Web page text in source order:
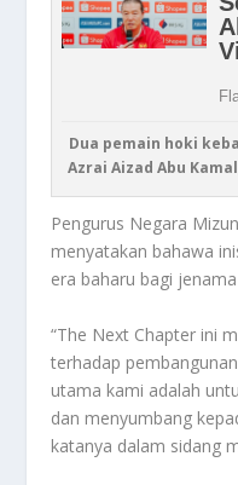
Dua pemain hoki
Azrai Aizad Abu
Pengurus Negara
menyatakan bahawa
era baharu bagi
“The Next Chapter ini
terhadap
utama kami adalah
dan menyumbang
katanya dalam sidang